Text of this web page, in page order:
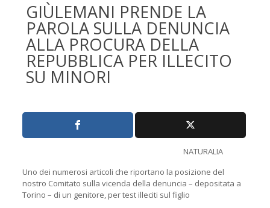
GIÙLEMANI PRENDE LA
PAROLA SULLA DENUNCIA
ALLA PROCURA DELLA
REPUBBLICA PER ILLECITO
SU MINORI
NATURALIA
Uno dei numerosi articoli che riportano la posizione del
nostro Comitato sulla vicenda della denuncia – depositata a
Torino – di un genitore, per test illeciti sul figlio